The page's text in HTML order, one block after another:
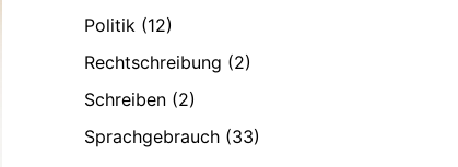
Politik (12)
Rechtschreibung (2)
Schreiben (2)
Sprachgebrauch (33)